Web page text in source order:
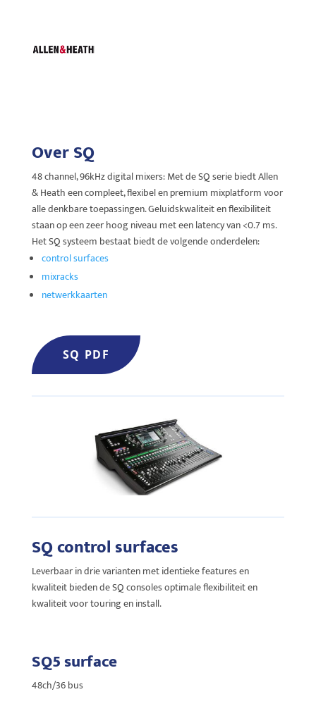
Over SQ
48 channel, 96kHz digital mixers: Met de SQ serie biedt Allen
& Heath een compleet, flexibel en premium mixplatform voor
alle denkbare toepassingen. Geluidskwaliteit en flexibiliteit
staan op een zeer hoog niveau met een latency van <0.7 ms.
Het SQ systeem bestaat biedt de volgende onderdelen:
control surfaces
mixracks
netwerkkaarten
SQ PDF
SQ control surfaces
Leverbaar in drie varianten met identieke features en
kwaliteit bieden de SQ consoles optimale flexibiliteit en
kwaliteit voor touring en install.
SQ5 surface
48ch/36 bus